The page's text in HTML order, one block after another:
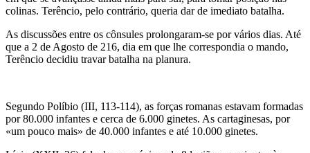
colinas. Terêncio, pelo contrário, queria dar de imediato batalha.
As discussões entre os cônsules prolongaram-se por vários dias. Até
que a 2 de Agosto de 216, dia em que lhe correspondia o mando,
Terêncio decidiu travar batalha na planura.
Segundo Políbio (III, 113-114), as forças romanas estavam formadas
por 80.000 infantes e cerca de 6.000 ginetes. As cartaginesas, por
«um pouco mais» de 40.000 infantes e até 10.000 ginetes.